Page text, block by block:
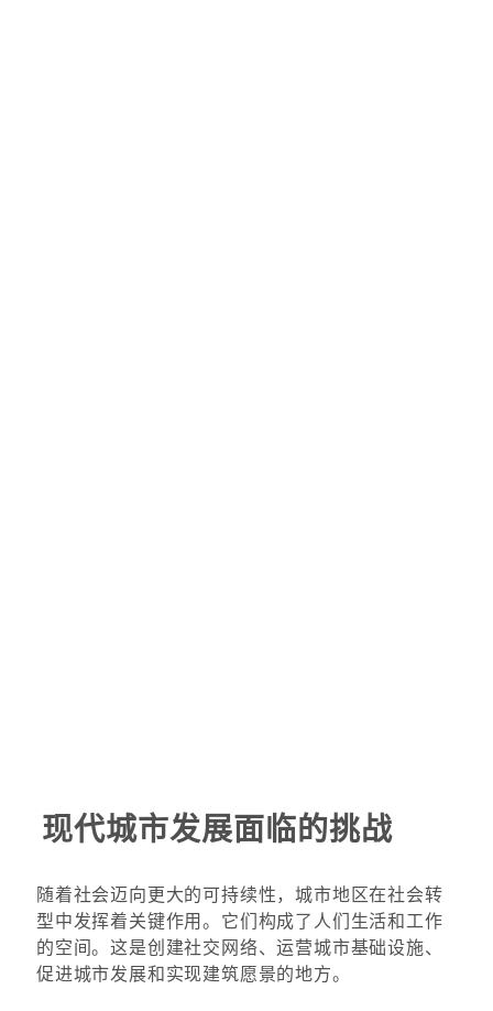
现代城市发展面临的挑战
随着社会迈向更大的可持续性，城市地区在社会转
型中发挥着关键作用。它们构成了人们生活和工作
的空间。这是创建社交网络、运营城市基础设施、
促进城市发展和实现建筑愿景的地方。